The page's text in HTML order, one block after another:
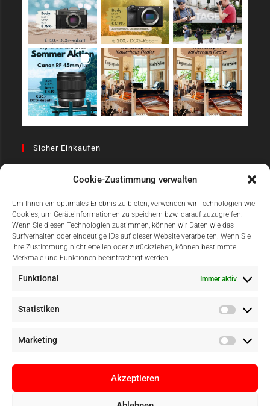
Cookie-Zustimmung verwalten
Um Ihnen ein optimales Erlebnis zu bieten, verwenden wir Technologien wie
Cookies, um Geräteinformationen zu speichern bzw. darauf zuzugreifen.
Wenn Sie diesen Technologien zustimmen, können wir Daten wie das
Surfverhalten oder eindeutige IDs auf dieser Website verarbeiten. Wenn Sie
Ihre Zustimmung nicht erteilen oder zurückziehen, können bestimmte
Merkmale und Funktionen beeinträchtigt werden.
Funktional Immer aktiv
Statistiken
Marketing
Akzeptieren
Sicher Einkaufen
Einfach Online Bezahlen